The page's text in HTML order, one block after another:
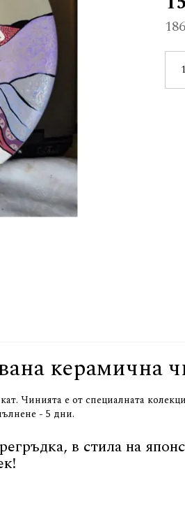
керамична
Чинията е от специалната
- 5 дни.
в стила на